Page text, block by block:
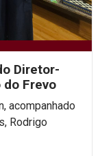
Diretor-
do Frevo
acompanhado
Rodrigo